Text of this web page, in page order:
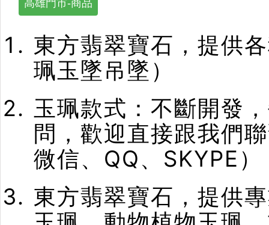
高雄門市-商品
東方翡翠寶石，提供
珮玉墜吊墜）
玉珮款式：不斷開發
問，歡迎直接跟我們
微信、QQ、SKYPE）
東方翡翠寶石，提供